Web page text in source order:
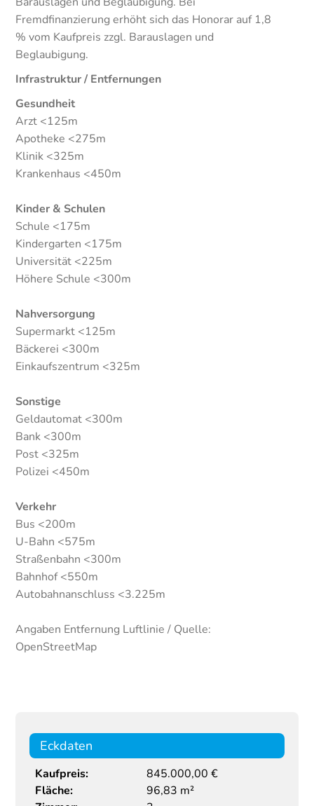
Fremdfinanzierung erhöht sich das Honorar auf 1,8
% vom Kaufpreis zzgl. Barauslagen und
Beglaubigung.
Infrastruktur / Entfernungen
Gesundheit
Arzt <125m
Apotheke <275m
Klinik <325m
Krankenhaus <450m
Kinder & Schulen
Schule <175m
Kindergarten <175m
Universität <225m
Höhere Schule <300m
Nahversorgung
Supermarkt <125m
Bäckerei <300m
Einkaufszentrum <325m
Sonstige
Geldautomat <300m
Bank <300m
Post <325m
Polizei <450m
Verkehr
Bus <200m
U-Bahn <575m
Straßenbahn <300m
Bahnhof <550m
Autobahnanschluss <3.225m
Angaben Entfernung Luftlinie / Quelle:
OpenStreetMap
Eckdaten
Kaufpreis:
845.000,00 €
Fläche:
96,83 m²